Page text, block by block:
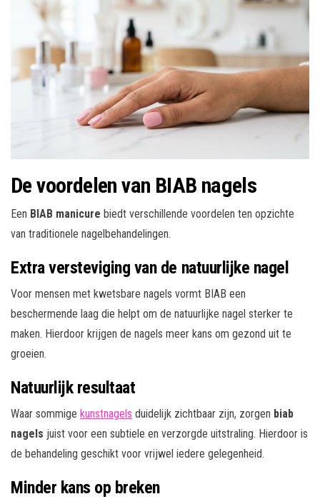
De voordelen van BIAB nagels
Een BIAB manicure biedt verschillende voordelen ten opzichte
van traditionele nagelbehandelingen.
Extra versteviging van de natuurlijke nagel
Voor mensen met kwetsbare nagels vormt BIAB een
beschermende laag die helpt om de natuurlijke nagel sterker te
maken. Hierdoor krijgen de nagels meer kans om gezond uit te
groeien.
Natuurlijk resultaat
Waar sommige kunstnagels duidelijk zichtbaar zijn, zorgen biab
nagels juist voor een subtiele en verzorgde uitstraling. Hierdoor is
de behandeling geschikt voor vrijwel iedere gelegenheid.
Minder kans op breken